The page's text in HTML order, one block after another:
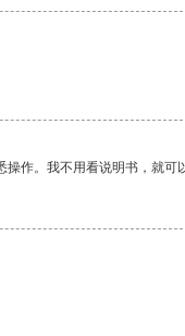
作。我不用看说明书，就可